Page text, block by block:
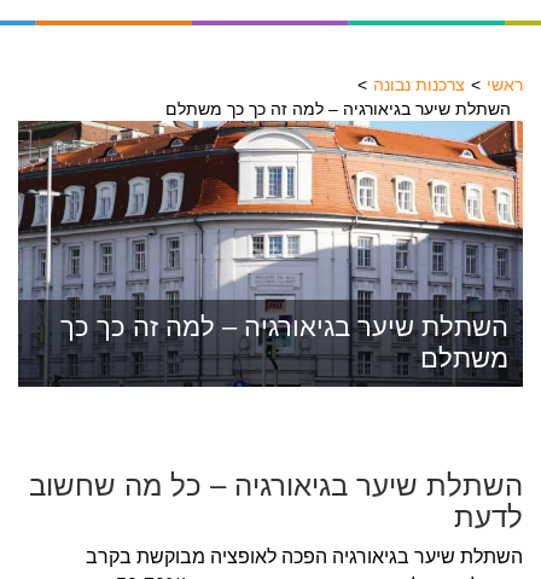
ראשי
צרכנות נבונה
השתלת שיער בגיאורגיה – למה זה כך כך משתלם
השתלת שיער בגיאורגיה – למה זה כך כך
משתלם
השתלת שיער בגיאורגיה – כל מה שחשוב
לדעת
השתלת שיער בגיאורגיה הפכה לאופציה מבוקשת בקרב